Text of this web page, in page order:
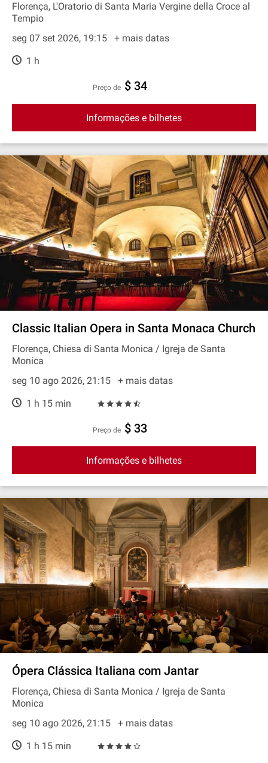
Florença, L'Oratorio di Santa Maria Vergine della Croce al
Tempio
seg 07 set 2026, 19:15
+ mais datas
1 h
preço de $ 34
Informações e bilhetes
Classic Italian Opera in Santa Monaca Church
Florença, Chiesa di Santa Monica / Igreja de Santa
Monica
seg 10 ago 2026, 21:15
+ mais datas
1 h 15 min
preço de $ 33
Informações e bilhetes
Ópera Clássica Italiana com Jantar
Florença, Chiesa di Santa Monica / Igreja de Santa
Monica
seg 10 ago 2026, 21:15
+ mais datas
1 h 15 min